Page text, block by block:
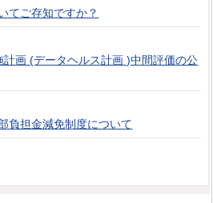
てご存知ですか？
画 (データヘルス計画 )中間評価の公
負担金減免制度について